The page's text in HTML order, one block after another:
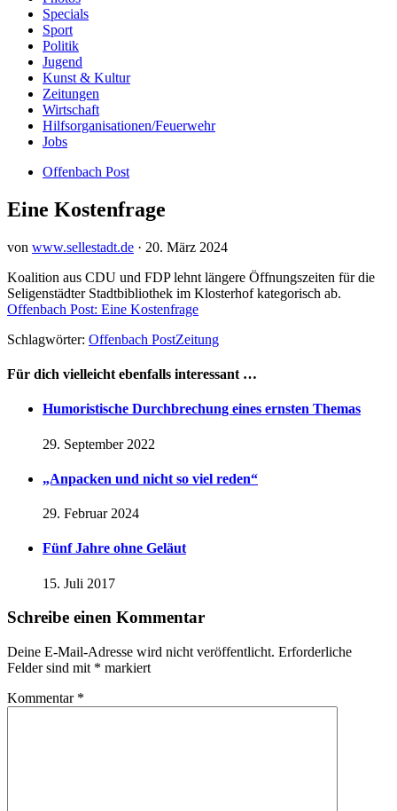
Specials
Sport
Politik
Jugend
Kunst & Kultur
Zeitungen
Wirtschaft
Hilfsorganisationen/Feuerwehr
Jobs
Offenbach Post
Eine Kostenfrage
von www.sellestadt.de · 20. März 2024
Koalition aus CDU und FDP lehnt längere Öffnungszeiten für die
Seligenstädter Stadtbibliothek im Klosterhof kategorisch ab.
Offenbach Post: Eine Kostenfrage
Schlagwörter: Offenbach PostZeitung
Für dich vielleicht ebenfalls interessant …
Humoristische Durchbrechung eines ernsten Themas
29. September 2022
„Anpacken und nicht so viel reden“
29. Februar 2024
Fünf Jahre ohne Geläut
15. Juli 2017
Schreibe einen Kommentar
Deine E-Mail-Adresse wird nicht veröffentlicht. Erforderliche
Felder sind mit * markiert
Kommentar *